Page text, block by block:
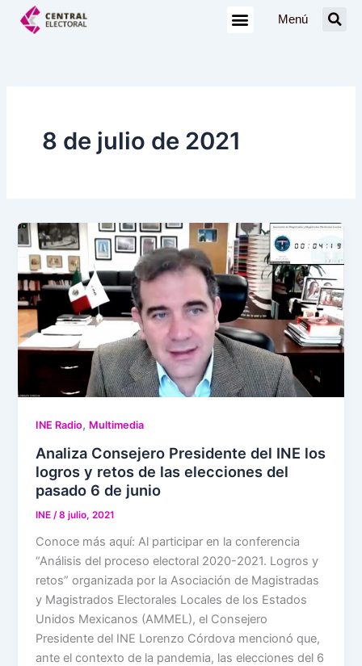
Menú
8 de julio de 2021
INE Radio, Multimedia
Analiza Consejero Presidente del INE los
logros y retos de las elecciones del
pasado 6 de junio
INE/8 julio, 2021
Conoce más aquí: Al participar en la conferencia
“Análisis del proceso electoral 2020-2021. Logros y
retos” organizada por la Asociación de Magistradas
y Magistrados Electorales Locales de los Estados
Unidos Mexicanos (AMMEL), el Consejero
Presidente del INE Lorenzo Córdova mencionó que,
ante el contexto de la pandemia, las elecciones del 6